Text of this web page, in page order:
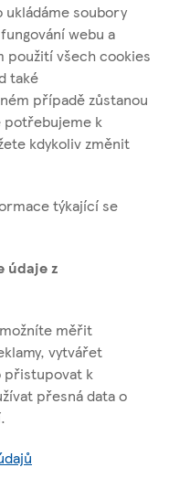
ukládáme soubory
webu a
použití všech cookies
také
případě zůstanou
potřebujeme k
kdykoliv změnit
týkající se
údaje z
měřit
vytvářet
přistupovat k
přesná data o